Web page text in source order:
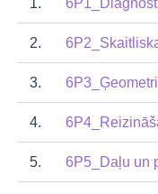
1.
2.
3.
4.
5. 6P5_Daļu un